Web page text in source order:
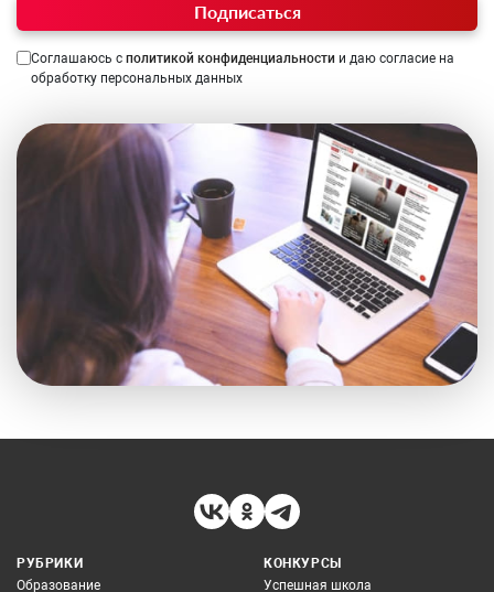
Подписаться
Соглашаюсь с политикой конфиденциальности и даю согласие на
обработку персональных данных
РУБРИКИ
Образование
КОНКУРСЫ
Успешная школа